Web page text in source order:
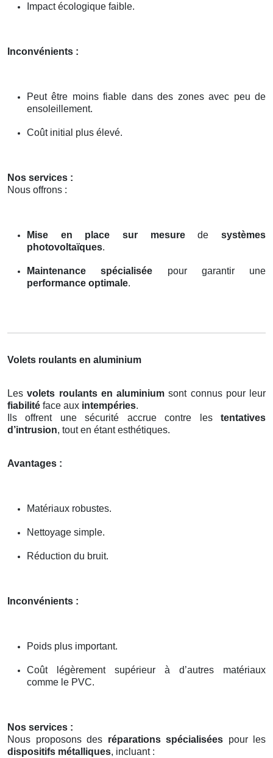
Impact écologique faible.
Inconvénients :
Peut être moins fiable dans des zones avec peu de
ensoleillement.
Coût initial plus élevé.
Nos services :
Nous offrons :
Mise en place sur mesuredesystèmes
photovoltaïques.
Maintenance spécialisée pour garantir une
performance optimale.
Volets roulants en aluminium
Lesvolets roulants en aluminium sont connus pour leur
fiabilité face aux intempéries.
Ils offrent une sécurité accrue contre les tentatives
d’intrusion, tout en étant esthétiques.
Avantages :
Matériaux robustes.
Nettoyage simple.
Réduction du bruit.
Inconvénients :
Poids plus important.
Coût légèrement supérieur à d’autres matériaux
comme le PVC.
Nos services :
Nous proposons des réparations spécialisées pour les
dispositifs métalliques, incluant :